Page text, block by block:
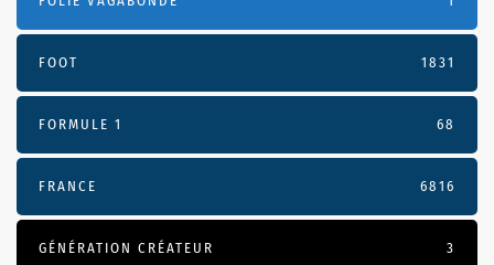
FOOT 1831
FORMULE 1 68
FRANCE 6816
GÉNÉRATION CRÉATEUR 3